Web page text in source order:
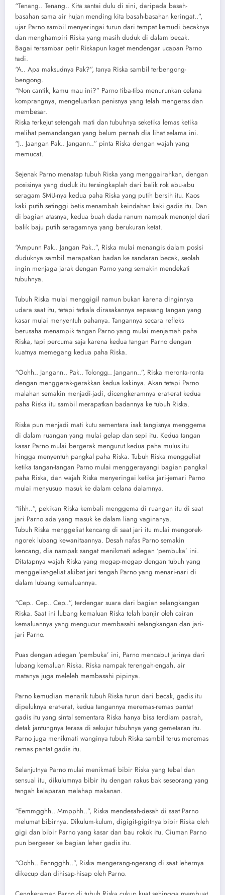
“Tenang.. Tenang.. Kita santai dulu di sini, daripada basah-
basahan sama air hujan mending kita basah-basahan keringat..”,
ujar Parno sambil menyeringai turun dari tempat kemudi becaknya
dan menghampiri Riska yang masih duduk di dalam becak.
Bagai tersambar petir Riskapun kaget mendengar ucapan Parno
tadi.
“A.. Apa maksudnya Pak?”, tanya Riska sambil terbengong-
bengong.
“Non cantik, kamu mau ini?” Parno tiba-tiba menurunkan celana
komprangnya, mengeluarkan penisnya yang telah mengeras dan
membesar.
Riska terkejut setengah mati dan tubuhnya seketika lemas ketika
melihat pemandangan yang belum pernah dia lihat selama ini.
“J.. Jaangan Pak.. Jangann..” pinta Riska dengan wajah yang
memucat.
Sejenak Parno menatap tubuh Riska yang menggairahkan, dengan
posisinya yang duduk itu tersingkaplah dari balik rok abu-abu
seragam SMU-nya kedua paha Riska yang putih bersih itu. Kaos
kaki putih setinggi betis menambah keindahan kaki gadis itu. Dan
di bagian atasnya, kedua buah dada ranum nampak menonjol dari
balik baju putih seragamnya yang berukuran ketat.
“Ampunn Pak.. Jangan Pak..”, Riska mulai menangis dalam posisi
duduknya sambil merapatkan badan ke sandaran becak, seolah
ingin menjaga jarak dengan Parno yang semakin mendekati
tubuhnya.
Tubuh Riska mulai menggigil namun bukan karena dinginnya
udara saat itu, tetapi tatkala dirasakannya sepasang tangan yang
kasar mulai menyentuh pahanya. Tangannya secara refleks
berusaha menampik tangan Parno yang mulai menjamah paha
Riska, tapi percuma saja karena kedua tangan Parno dengan
kuatnya memegang kedua paha Riska.
“Oohh.. Jangann.. Pak.. Tolongg.. Jangann..”, Riska meronta-ronta
dengan menggerak-gerakkan kedua kakinya. Akan tetapi Parno
malahan semakin menjadi-jadi, dicengkeramnya erat-erat kedua
paha Riska itu sambil merapatkan badannya ke tubuh Riska.
Riska pun menjadi mati kutu sementara isak tangisnya menggema
di dalam ruangan yang mulai gelap dan sepi itu. Kedua tangan
kasar Parno mulai bergerak mengurut kedua paha mulus itu
hingga menyentuh pangkal paha Riska. Tubuh Riska menggeliat
ketika tangan-tangan Parno mulai menggerayangi bagian pangkal
paha Riska, dan wajah Riska menyeringai ketika jari-jemari Parno
mulai menyusup masuk ke dalam celana dalamnya.
“Iihh..”, pekikan Riska kembali menggema di ruangan itu di saat
jari Parno ada yang masuk ke dalam liang vaginanya.
Tubuh Riska menggeliat kencang di saat jari itu mulai mengorek-
ngorek lubang kewanitaannya. Desah nafas Parno semakin
kencang, dia nampak sangat menikmati adegan ‘pembuka’ ini.
Ditatapnya wajah Riska yang megap-megap dengan tubuh yang
menggeliat-geliat akibat jari tengah Parno yang menari-nari di
dalam lubang kemaluannya.
“Cep.. Cep.. Cep..”, terdengar suara dari bagian selangkangan
Riska. Saat ini lubang kemaluan Riska telah banjir oleh cairan
kemaluannya yang mengucur membasahi selangkangan dan jari-
jari Parno.
Puas dengan adegan ‘pembuka’ ini, Parno mencabut jarinya dari
lubang kemaluan Riska. Riska nampak terengah-engah, air
matanya juga meleleh membasahi pipinya.
Parno kemudian menarik tubuh Riska turun dari becak, gadis itu
dipeluknya erat-erat, kedua tangannya meremas-remas pantat
gadis itu yang sintal sementara Riska hanya bisa terdiam pasrah,
detak jantungnya terasa di sekujur tubuhnya yang gemetaran itu.
Parno juga menikmati wanginya tubuh Riska sambil terus meremas
remas pantat gadis itu.
Selanjutnya Parno mulai menikmati bibir Riska yang tebal dan
sensual itu, dikulumnya bibir itu dengan rakus bak seseorang yang
tengah kelaparan melahap makanan.
“Eemmgghh.. Mmpphh..”, Riska mendesah-desah di saat Parno
melumat bibirnya. Dikulum-kulum, digigit-gigitnya bibir Riska oleh
gigi dan bibir Parno yang kasar dan bau rokok itu. Ciuman Parno
pun bergeser ke bagian leher gadis itu.
“Oohh.. Eenngghh..”, Riska mengerang-ngerang di saat lehernya
dikecup dan dihisap-hisap oleh Parno.